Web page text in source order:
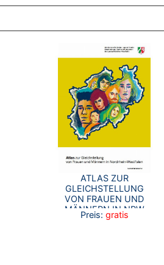
ATLAS ZUR
GLEICHSTELLUNG
VON FRAUEN UND
MÄNNERN IN NRW
Preis: gratis